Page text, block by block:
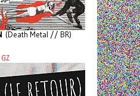
(Death Metal // BR)